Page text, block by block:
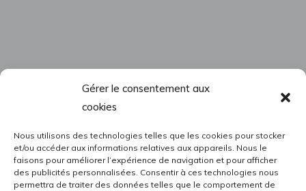
Gérer le consentement aux
cookies
Nous utilisons des technologies telles que les cookies pour stocker
et/ou accéder aux informations relatives aux appareils. Nous le
faisons pour améliorer l’expérience de navigation et pour afficher
des publicités personnalisées. Consentir à ces technologies nous
permettra de traiter des données telles que le comportement de